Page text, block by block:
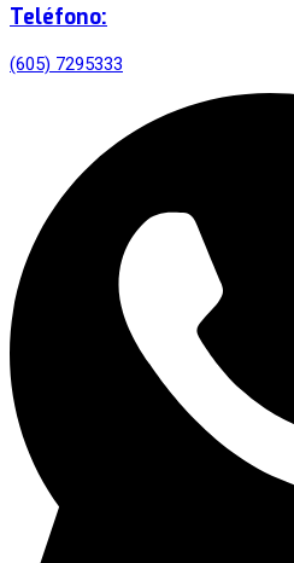
Teléfono:
(605) 7295333